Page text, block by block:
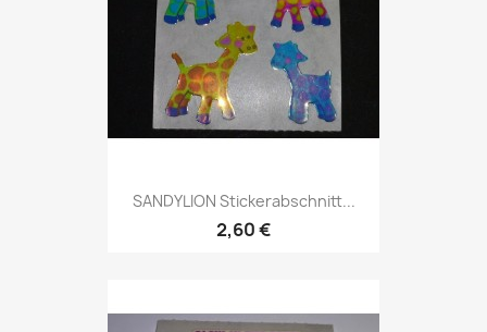
SANDYLION Stickerabschnitt...
2,60 €